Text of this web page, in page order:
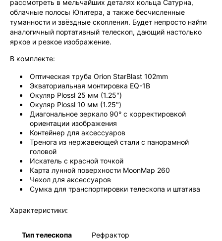
рассмотреть в мельчайших деталях кольца Сатурна,
облачные полосы Юпитера, а также бесчисленные
туманности и звёздные скопления. Будет непросто найти
аналогичный портативный телескоп, дающий настолько
яркое и резкое изображение.
В комплекте:
Оптическая труба Orion StarBlast 102mm
Экваториальная монтировка EQ-1B
Окуляр Plossl 25 мм (1.25")
Окуляр Plossl 10 мм (1.25")
Диагональное зеркало 90° с корректировкой
ориентации изображения
Контейнер для аксессуаров
Тренога из нержавеющей стали с панорамной
головой
Искатель с красной точкой
Карта лунной поверхности MoonMap 260
Чехол для аксессуаров
Сумка для транспортировки телескопа и штатива
Характеристики:
Тип телескопа Рефрактор